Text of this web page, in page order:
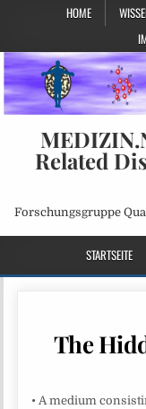
HOME
Related
Forschungsgruppe
STARTSEITE
The
• A medium